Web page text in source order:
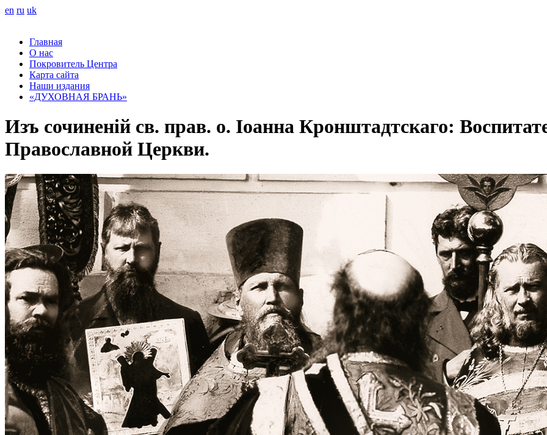
en ru uk
Главная
О нас
Покровитель Центра
Карта сайта
Наши издания
«ДУХОВНАЯ БРАНЬ»
Изъ сочиненій св. прав. о. Іоанна Кронштадтскаго:
Православной Церкви.